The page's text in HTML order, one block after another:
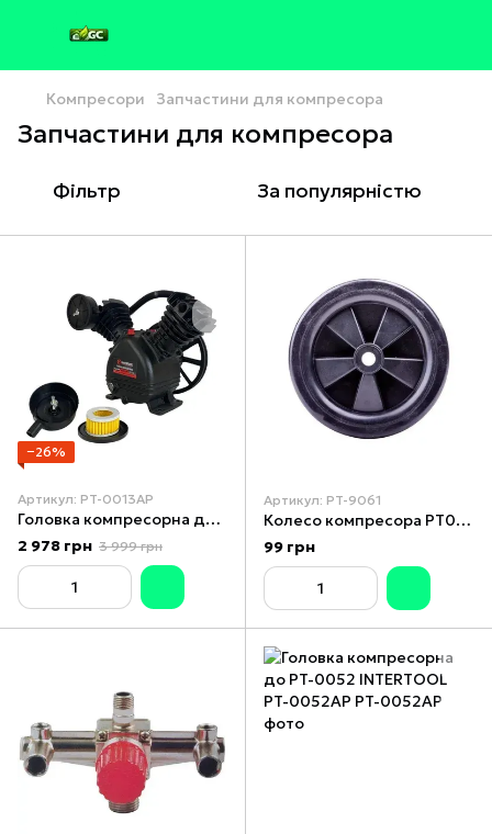
Компресори Запчастини для компресора
Запчастини для компресора
Фільтр За популярністю
−26%
Артикул: PT-0013AP
Головка компресорна до PT-0013/PT-0014 INTERTOOL PT-0013AP
2 978 грн 3 999 грн
Артикул: PT-9061
Колесо компресора PT0003/PT-0004/PT-0007/PT-0009/PT-0010/PT-0021 INTERTOOL PT-9061
99 грн